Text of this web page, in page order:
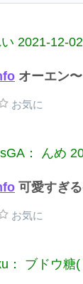
2021-12-
オーエン
お気に
： んめ
可愛すぎ
お気に
： ブドウ糖(